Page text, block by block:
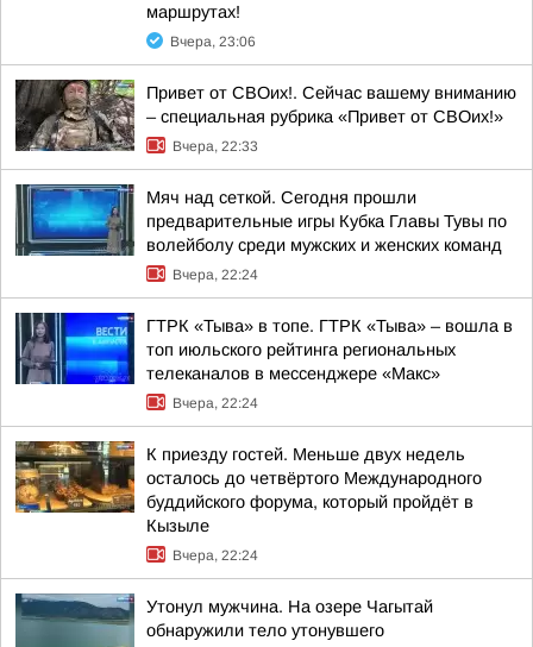
маршрутах!
Вчера, 23:06
Привет от СВОих!. Сейчас вашему вниманию
– специальная рубрика «Привет от СВОих!»
Вчера, 22:33
Мяч над сеткой. Сегодня прошли
предварительные игры Кубка Главы Тувы по
волейболу среди мужских и женских команд
Вчера, 22:24
ГТРК «Тыва» в топе. ГТРК «Тыва» – вошла в
топ июльского рейтинга региональных
телеканалов в мессенджере «Макс»
Вчера, 22:24
К приезду гостей. Меньше двух недель
осталось до четвёртого Международного
буддийского форума, который пройдёт в
Кызыле
Вчера, 22:24
Утонул мужчина. На озере Чагытай
обнаружили тело утонувшего